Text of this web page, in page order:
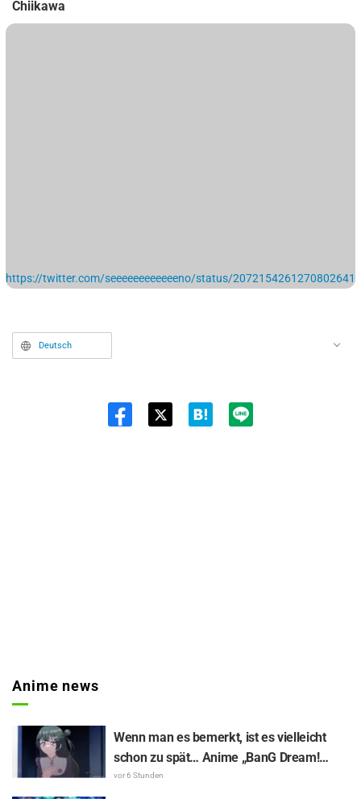
Chiikawa
https://twitter.com/seeeeeeeeeeeeno/status/2072154261270802641
Deutsch
Anime news
Wenn man es bemerkt, ist es vielleicht
schon zu spät… Anime „BanG Dream!
Yume∞Mita“ Episode 8, Inhaltsangabe
vor 6 Stunden